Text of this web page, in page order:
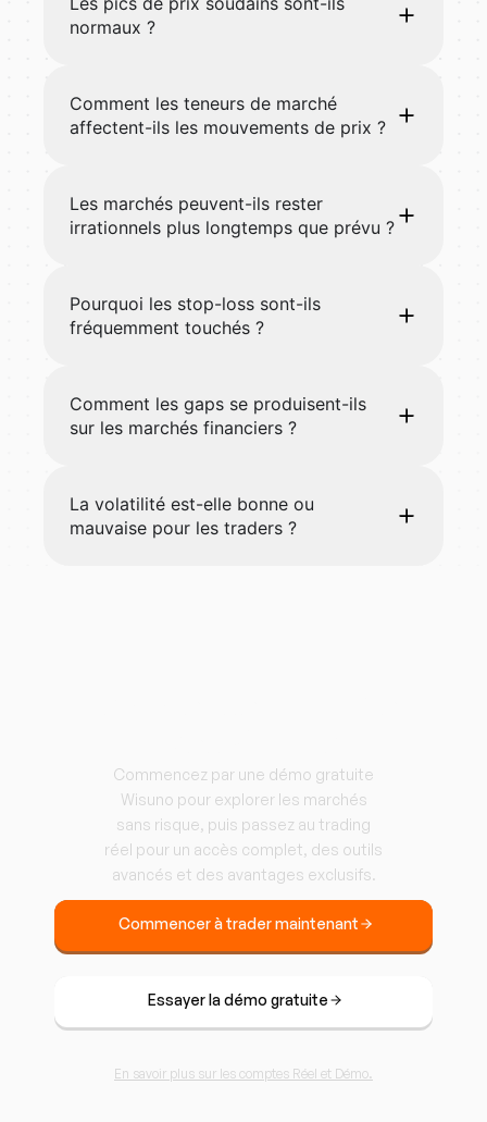
normaux ?
Comment les teneurs de marché
affectent-ils les mouvements de prix ?
Les marchés peuvent-ils rester
irrationnels plus longtemps que prévu ?
Pourquoi les stop-loss sont-ils
fréquemment touchés ?
Comment les gaps se produisent-ils
sur les marchés financiers ?
La volatilité est-elle bonne ou
mauvaise pour les traders ?
Commencez par une démo gratuite
Wisuno pour explorer les marchés
sans risque, puis passez au trading
réel pour un accès complet, des outils
avancés et des avantages exclusifs.
Commencer à trader maintenant
Essayer la démo gratuite
En savoir plus sur les comptes Réel et Démo.